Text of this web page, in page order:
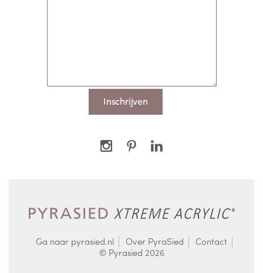
Ga naar pyrasied.nl Over PyraSied
Contact
© Pyrasied 2026